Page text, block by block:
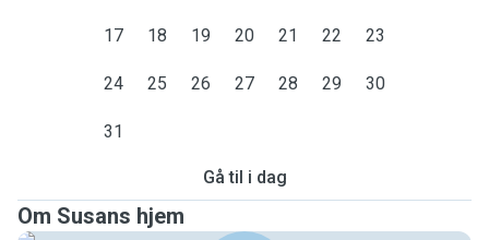
17 18 19 20 21 22 23
24 25 26 27 28 29 30
31
Gå til i dag
Om Susans hjem